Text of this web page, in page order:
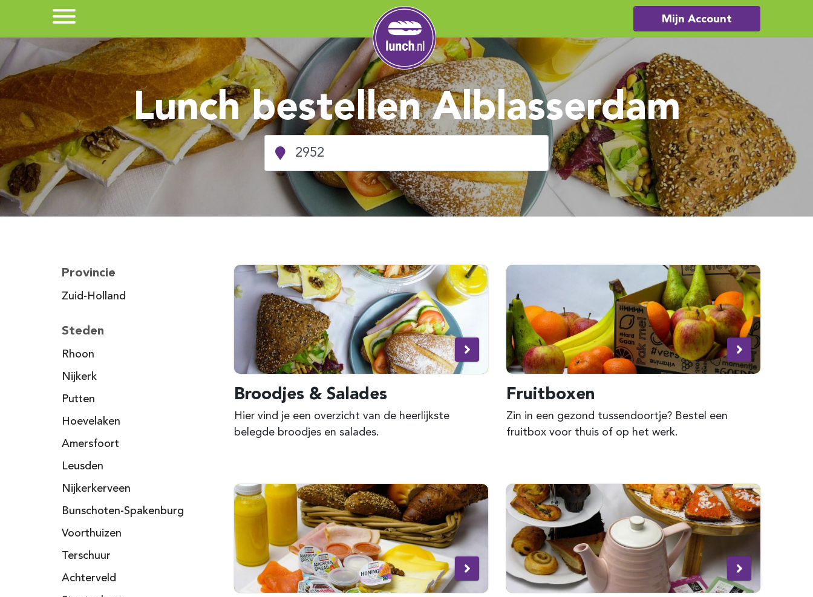
Mijn Account
Lunch bestellen Alblasserdam
Provincie
Zuid-Holland
Steden
Rhoon
Nijkerk
Putten
Hoevelaken
Amersfoort
Leusden
Nijkerkerveen
Bunschoten-Spakenburg
Voorthuizen
Terschuur
Achterveld
Broodjes & Salades
Hier vind je een overzicht van de heerlijkste
belegde broodjes en salades.
Fruitboxen
Zin in een gezond tussendoortje? Bestel een
fruitbox voor thuis of op het werk.